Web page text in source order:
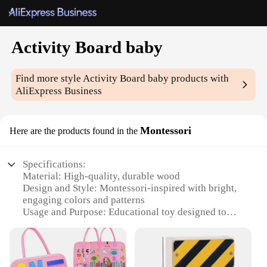
Activity Board baby
Find more styleActivity Board baby products with
AliExpress Business
Here are the products found in the Montessori
Specifications:
Material: High-quality, durable wood
Design and Style: Montessori-inspired with bright,
engaging colors and patterns
Usage and Purpose: Educational toy designed to
Performance and Property: Smooth edges for safety,
non-toxic finish
Shape or Size or Weight or Quantity: Compact and